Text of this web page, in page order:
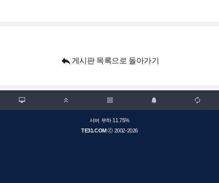
 게시판 목록으로 돌아가기
  apps  
서버 부하 11.75%
TE31.COMⓒ 2002-2026